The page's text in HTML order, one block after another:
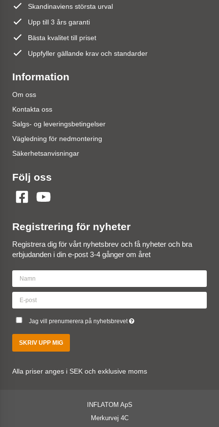
Skandinaviens största urval
Upp till 3 års garanti
Bästa kvalitet till priset
Uppfyller gällande krav och standarder
Information
Om oss
Kontakta oss
Salgs- og leveringsbetingelser
Vägledning för nedmontering
Säkerhetsanvisningar
Följ oss
Registrering för nyheter
Registrera dig för vårt nyhetsbrev och få nyheter och bra
erbjudanden i din e-post 3-4 gånger om året
Jag vill prenumerera på nyhetsbrevet
SKRIV UPP MIG
Alla priser anges i SEK och exklusive moms
INFLATOM ApS
Merkurvej 4C